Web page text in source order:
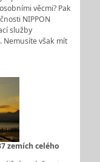
věcmi? Pak
NIPPON
služby
Nemusíte však mít
zemích celého